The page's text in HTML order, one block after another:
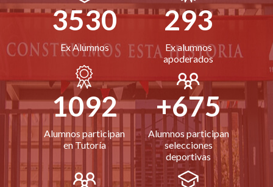
3530
Ex Alumnos
293
Ex alumnos
apoderados
1092
Alumnos participan
en Tutoría
+675
Alumnos participan
selecciones
deportivas